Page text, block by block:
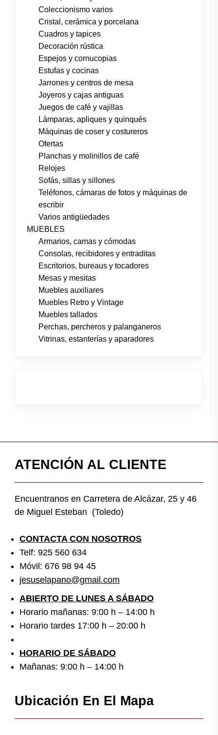
Coleccionismo varios
Cristal, cerámica y porcelana
Cuadros y tapices
Decoración rústica
Espejos y cornucopias
Estufas y cocinas
Jarrones y centros de mesa
Joyeros y cajas antiguas
Juegos de café y vajillas
Lámparas, apliques y quinqués
Máquinas de coser y costureros
Ofertas
Planchas y molinillos de café
Relojes
Sofás, sillas y sillones
Teléfonos, cámaras de fotos y máquinas de
escribir
Varios antigüedades
MUEBLES
Armarios, camas y cómodas
Consolas, recibidores y entraditas
Escritorios, bureaus y tocadores
Mesas y mesitas
Muebles auxiliares
Muebles Retro y Vintage
Muebles tallados
Perchas, percheros y palanganeros
Vitrinas, estanterías y aparadores
ATENCIÓN AL CLIENTE
Encuentranos en Carretera de Alcázar, 25 y 46
de Miguel Esteban (Toledo)
CONTACTA CON NOSOTROS
Telf: 925 560 634
Móvil: 676 98 94 45
jesuselapano@gmail.com
ABIERTO DE LUNES A SÁBADO
Horario mañanas: 9:00 h – 14:00 h
Horario tardes 17:00 h – 20:00 h
HORARIO DE SÁBADO
Mañanas: 9:00 h – 14:00 h
Ubicación En El Mapa